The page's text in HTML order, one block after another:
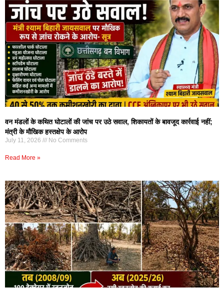
वन मंडलों के कथित घोटालों की जांच पर उठे सवाल, शिकायतों के बावजूद कार्रवाई नहीं;
मंत्री के मौखिक हस्तक्षेप के आरोप
July 11, 2026 No Comments
Read More »